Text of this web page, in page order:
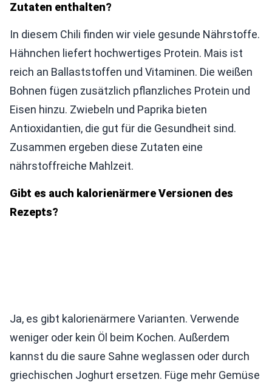
Zutaten enthalten?
In diesem Chili finden wir viele gesunde Nährstoffe.
Hähnchen liefert hochwertiges Protein. Mais ist
reich an Ballaststoffen und Vitaminen. Die weißen
Bohnen fügen zusätzlich pflanzliches Protein und
Eisen hinzu. Zwiebeln und Paprika bieten
Antioxidantien, die gut für die Gesundheit sind.
Zusammen ergeben diese Zutaten eine
nährstoffreiche Mahlzeit.
Gibt es auch kalorienärmere Versionen des
Rezepts?
Ja, es gibt kalorienärmere Varianten. Verwende
weniger oder kein Öl beim Kochen. Außerdem
kannst du die saure Sahne weglassen oder durch
griechischen Joghurt ersetzen. Füge mehr Gemüse